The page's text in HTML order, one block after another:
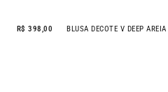
R$ 398,00 BLUSA DECOTE V DEEP AREIA